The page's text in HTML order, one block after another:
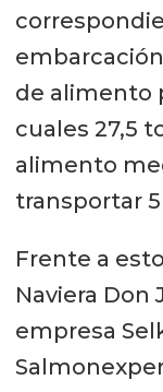
de alimento
cuales 27,5
alimento
transportar
Frente a
Naviera Don
empresa